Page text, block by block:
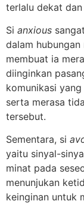
terlalu dekat
Si anxious
dalam
membuat ia
diinginkan
komunikasi
serta merasa
tersebut.
Sementara, si
yaitu sinyal-
minat pada
menunjukan
keinginan untuk